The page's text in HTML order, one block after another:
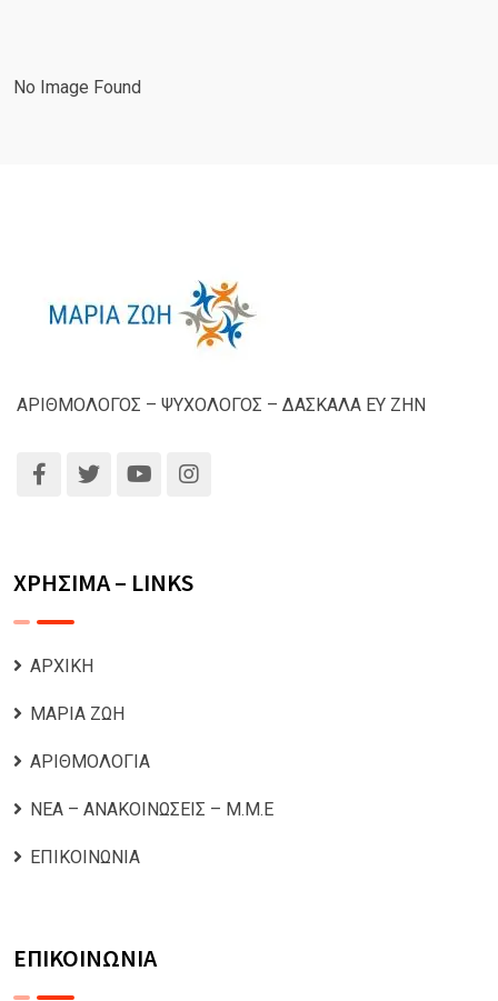
No Image Found
ΑΡΙΘΜΟΛΟΓΟΣ – ΨΥΧΟΛΟΓΟΣ – ΔΑΣΚΑΛΑ ΕΥ ΖΗΝ
ΧΡΗΣΙΜΑ – LINKS
ΑΡΧΙΚΗ
ΜΑΡΙΑ ΖΩΗ
ΑΡΙΘΜΟΛΟΓΙΑ
ΝΕΑ – ΑΝΑΚΟΙΝΩΣΕΙΣ – Μ.Μ.Ε
ΕΠΙΚΟΙΝΩΝΙΑ
ΕΠΙΚΟΙΝΩΝΙΑ